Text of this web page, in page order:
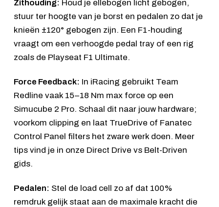
Zithouding: Houd je ellebogen licht gebogen,
stuur ter hoogte van je borst en pedalen zo dat je
knieën ±120° gebogen zijn. Een F1-houding
vraagt om een verhoogde pedal tray of een rig
zoals de Playseat F1 Ultimate.
Force Feedback: In iRacing gebruikt Team
Redline vaak 15–18 Nm max force op een
Simucube 2 Pro. Schaal dit naar jouw hardware;
voorkom clipping en laat TrueDrive of Fanatec
Control Panel filters het zware werk doen. Meer
tips vind je in onze Direct Drive vs Belt-Driven
gids.
Pedalen: Stel de load cell zo af dat 100%
remdruk gelijk staat aan de maximale kracht die